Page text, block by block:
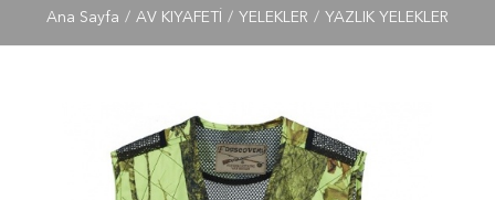
Ana Sayfa AV KIYAFETİ YELEKLER YAZLIK YELEKLER